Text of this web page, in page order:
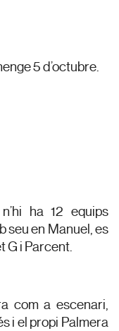
5 d’octubre.
ha 12 equips
seu en Manuel, es
G i Parcent.
com a escenari,
i el propi Palmera